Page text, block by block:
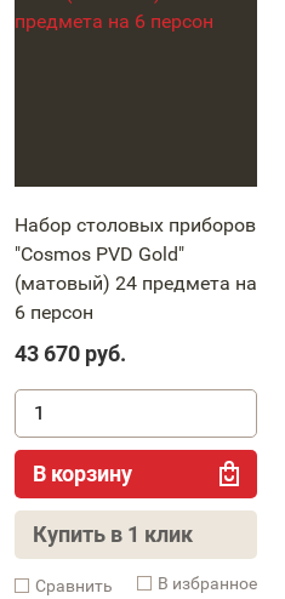
Набор столовых приборов
"Cosmos PVD Gold"
(матовый) 24 предмета на
6 персон
43 670 руб.
В корзину
Купить в 1 клик
Cравнить В избранное